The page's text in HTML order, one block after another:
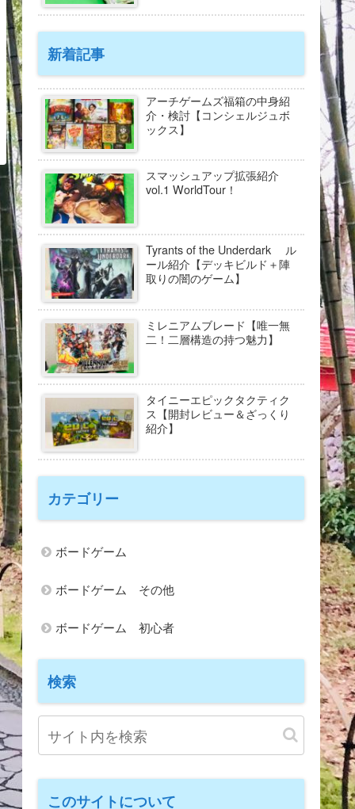
新着記事
アーチゲームズ福箱の中身紹
介・検討【コンシェルジュボ
ックス】
スマッシュアップ拡張紹介
vol.1 WorldTour！
Tyrants of the Underdark ル
ール紹介【デッキビルド＋陣
取りの闇のゲーム】
ミレニアムブレード【唯一無
二！二層構造の持つ魅力】
タイニーエピックタクティク
ス【開封レビュー＆ざっくり
紹介】
カテゴリー
ボードゲーム
ボードゲーム その他
ボードゲーム 初心者
検索
このサイトについて